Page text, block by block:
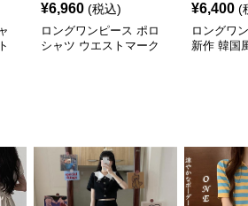
¥6,960 (税込)
ロングワンピース ポロ
シャツ ウエストマーク
¥6,400 (
ロングワ
新作 韓国